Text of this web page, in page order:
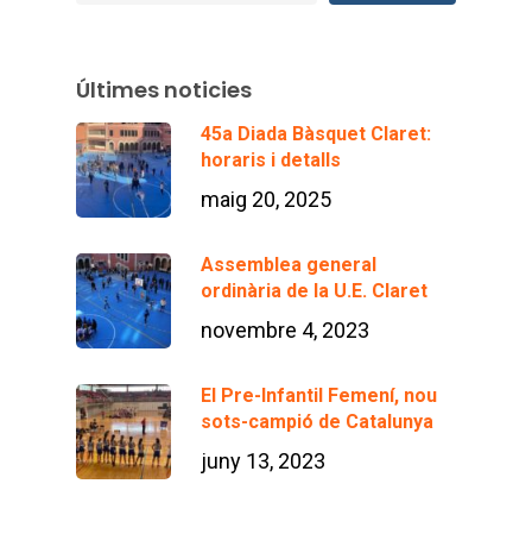
Últimes noticies
45a Diada Bàsquet Claret:
horaris i detalls
maig 20, 2025
Assemblea general
ordinària de la U.E. Claret
novembre 4, 2023
El Pre-Infantil Femení, nou
sots-campió de Catalunya
juny 13, 2023